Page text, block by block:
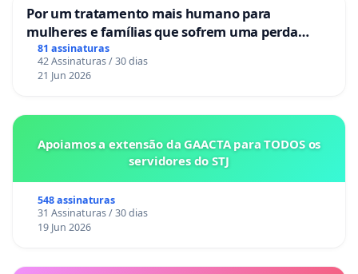
Por um tratamento mais humano para
mulheres e famílias que sofrem uma perda
gestacional nos hospitais portugueses
81 assinaturas
42 Assinaturas / 30 dias
21 Jun 2026
Apoiamos a extensão da GAACTA para TODOS os
servidores do STJ
548 assinaturas
31 Assinaturas / 30 dias
19 Jun 2026